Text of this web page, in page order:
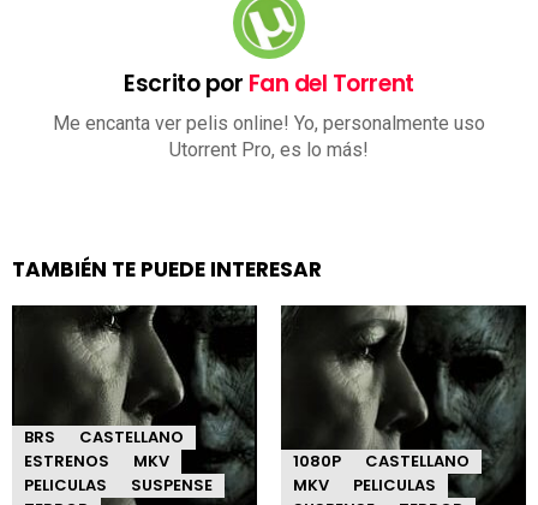
Escrito por Fan del Torrent
Me encanta ver pelis online! Yo, personalmente uso
Utorrent Pro, es lo más!
TAMBIÉN TE PUEDE INTERESAR
BRS
CASTELLANO
ESTRENOS
MKV
PELICULAS
SUSPENSE
1080P
CASTELLANO
MKV
PELICULAS